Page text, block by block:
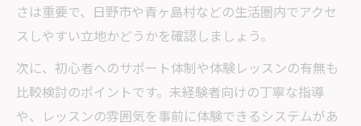
さは重要で、日野市や青ヶ島村などの生活圏内でアクセ
スしやすい立地かどうかを確認しましょう。
次に、初心者へのサポート体制や体験レッスンの有無も
比較検討のポイントです。未経験者向けの丁寧な指導
や、レッスンの雰囲気を事前に体験できるシステムがあ